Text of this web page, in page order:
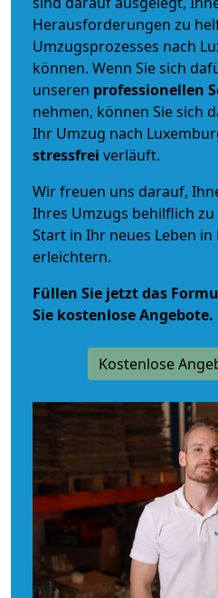
Herausforderungen zu
Umzugsprozesses nach
können. Wenn Sie sich
unseren professionellen
nehmen, können Sie sich
Ihr Umzug nach
stressfrei verläuft.
Wir freuen uns darauf,
Ihres Umzugs behilflich
Start in Ihr neues Leben
erleichtern.
Füllen Sie jetzt das
Sie kostenlose Angebote.
Kostenlose